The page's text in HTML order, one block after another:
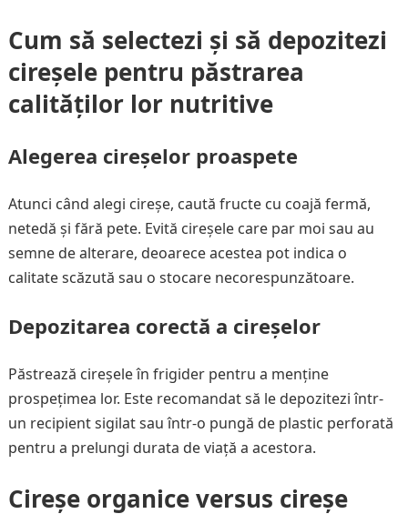
Cum să selectezi și să depozitezi
cireșele pentru păstrarea
calităților lor nutritive
Alegerea cireșelor proaspete
Atunci când alegi cireșe, caută fructe cu coajă fermă,
netedă și fără pete. Evită cireșele care par moi sau au
semne de alterare, deoarece acestea pot indica o
calitate scăzută sau o stocare necorespunzătoare.
Depozitarea corectă a cireșelor
Păstrează cireșele în frigider pentru a menține
prospețimea lor. Este recomandat să le depozitezi într-
un recipient sigilat sau într-o pungă de plastic perforată
pentru a prelungi durata de viață a acestora.
Cireșe organice versus cireșe